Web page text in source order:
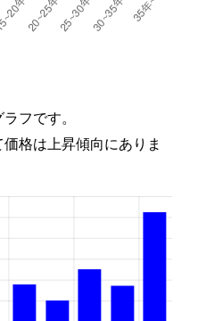
フです。
格は上昇傾向にありま